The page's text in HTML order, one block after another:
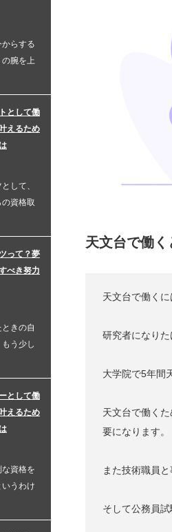
天文台で働
天文台で働く
研究者になり
大学院で5年間
天文台で働く
要になります。
また技術職員
そして公務員
らする
腕を上
として働
えるため
して、
資格取
って？夢
べき努力
きの自
う少し
として働
えるため
資格を
うわけ